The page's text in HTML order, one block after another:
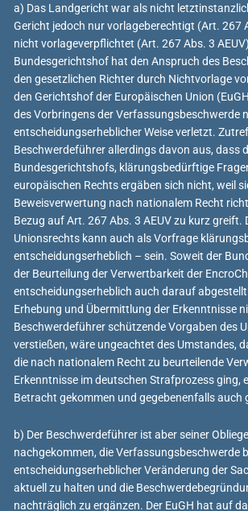
a) Das Landgericht war als nicht
Gericht jedoch nur vorlageberechtigt (Art. 267
nicht vorlageverpflichtet (Art. 267 Abs. 3
Bundesgerichtshof hat den Anspruch des
den gesetzlichen Richter durch Nichtvorlage
den Gerichtshof der Europäischen Union
des Vorbringens der Verfassungsbeschwerde
entscheidungserheblicher Weise verletzt.
Beschwerdeführer allerdings davon aus, dass
Bundesgerichtshofs, klärungsbedürftige
europäischen Rechts ergäben sich nicht, weil
Beweisverwertung nach nationalem Recht
Bezug auf Art. 267 Abs. 3 AEUV zu kurz greift.
Unionsrechts kann auch als Vorfrage
entscheidungserheblich – sein. Soweit der
der Beurteilung der Verwertbarkeit der
entscheidungserheblich auch darauf
Erhebung und Übermittlung der Erkenntnisse
Beschwerdeführer schützende Vorgaben des
verstießen, wäre ungeachtet des Umstandes,
die nach nationalem Recht zu beurteilende
Erkenntnisse im deutschen Strafprozess ging,
Betracht gekommen und gegebenenfalls auch
b) Der Beschwerdeführer ist aber seiner
nachgekommen, die Verfassungsbeschwerde
entscheidungserheblicher Veränderung der
aktuell zu halten und die
nachträglich zu ergänzen. Der EuGH hat auf